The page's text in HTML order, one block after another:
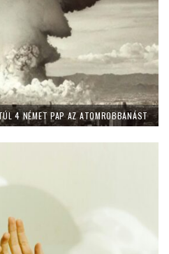
4 NÉMET PAP AZ ATOMROBBANÁST